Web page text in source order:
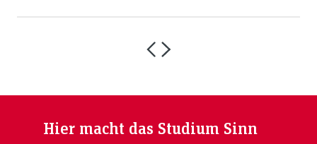
Hier macht das Studium Sinn